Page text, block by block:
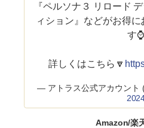
『ペルソナ３ リロード
ィション』などがお得
す⌚
詳しくはこちら🔽
— アトラス公式アカウント
Amazon/楽